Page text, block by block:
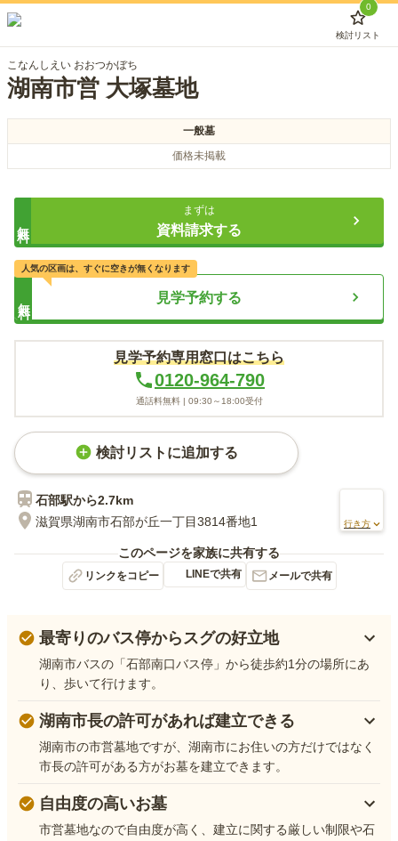
0
検討リスト
こなんしえい おおつかぼち
湖南市営 大塚墓地
一般墓
価格未掲載
まずは
資料請求する
見学予約する
人気の区画は、すぐに空きが無くなります
見学予約専用窓口はこちら
0120-964-790
通話料無料 | 09:30～18:00受付
検討リストに追加する
石部駅から2.7km
滋賀県湖南市石部が丘一丁目3814番地1
行き方
このページを家族に共有する
リンクをコピー LINEで共有 メールで共有
最寄りのバス停からスグの好立地
湖南市バスの「石部南口バス停」から徒歩約1分の場所にあ
り、歩いて行けます。
湖南市長の許可があれば建立できる
湖南市の市営墓地ですが、湖南市にお住いの方だけではなく
市長の許可がある方がお墓を建立できます。
自由度の高いお墓
市営墓地なので自由度が高く、建立に関する厳しい制限や石